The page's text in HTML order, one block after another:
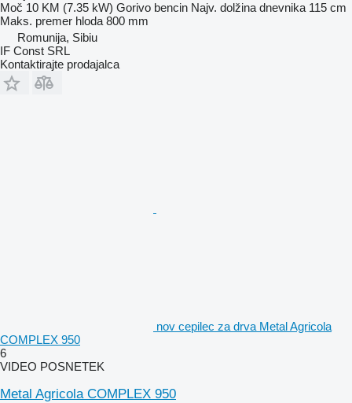
Moč 10 KM (7.35 kW) Gorivo bencin Najv. dolžina dnevnika 115 cm
Maks. premer hloda 800 mm
Romunija, Sibiu
IF Const SRL
Kontaktirajte prodajalca
nov cepilec za drva Metal Agricola
COMPLEX 950
6
VIDEO POSNETEK
Metal Agricola COMPLEX 950